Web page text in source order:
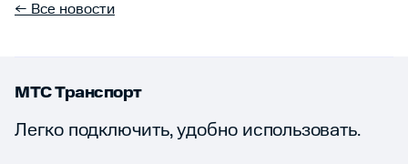
← Все новости
МТС Транспорт
Легко подключить, удобно использовать.